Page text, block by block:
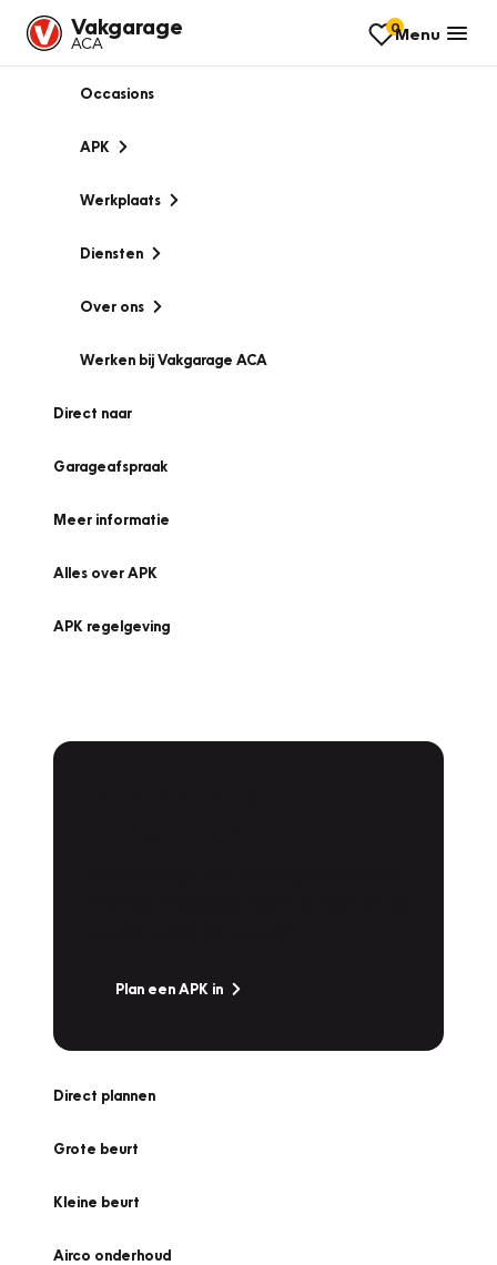
Vakgarage
ACA
0Menu
Occasions
APK
Werkplaats
Diensten
Over ons
Werken bij Vakgarage ACA
Direct naar
Garageafspraak
Meer informatie
Alles over APK
APK regelgeving
Plan een APK in
Direct plannen
Grote beurt
Kleine beurt
Airco onderhoud